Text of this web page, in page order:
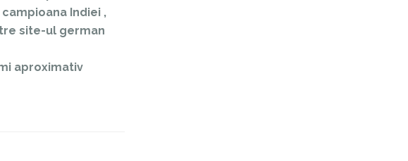
Indiei ,
site-ul german
aproximativ